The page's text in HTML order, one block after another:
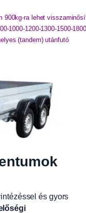
900kg-ra lehet
1000-1200-1300-1500-
(tandem) utánfutó
és gyors